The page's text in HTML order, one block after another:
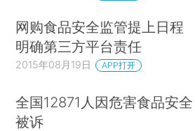
网购食品安全监管提上日程
明确第三方平台责任
2015年08月19日 APP打开
全国12871人因危害食品安全
被诉